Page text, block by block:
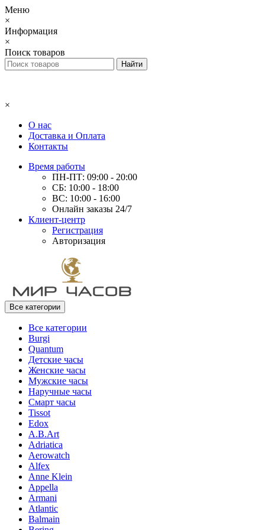
Меню
×
Информация
×
Поиск товаров
×
О нас
Доставка и Оплата
Контакты
Время работы
ПН-ПТ: 09:00 - 20:00
СБ: 10:00 - 18:00
ВС: 10:00 - 16:00
Онлайн заказы 24/7
Клиент-центр
Регистрация
Авторизация
Все категории
Все категории
Burgi
Quantum
Детские часы
Женские часы
Мужские часы
Наручные часы
Смарт часы
Tissot
Edox
A.B.Art
Adriatica
Aerowatch
Alfex
Anne Klein
Appella
Armani
Atlantic
Balmain